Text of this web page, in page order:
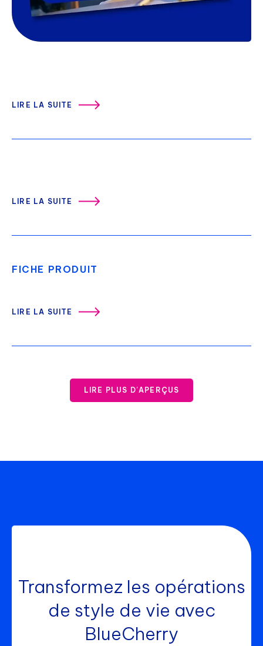
LIRE LA SUITE
LIRE LA SUITE
FICHE PRODUIT
LIRE LA SUITE
LIRE PLUS D'APERÇUS
Transformez les opérations
de style de vie avec
BlueCherry